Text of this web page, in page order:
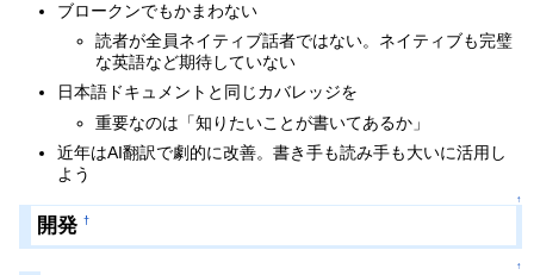
ブロークンでもかまわない
読者が全員ネイティブ話者ではない。ネイティブも完璧
な英語など期待していない
日本語ドキュメントと同じカバレッジを
重要なのは「知りたいことが書いてあるか」
近年はAI翻訳で劇的に改善。書き手も読み手も大いに活用し
よう
↑
開発 †
↑